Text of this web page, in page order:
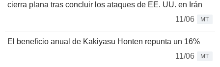
cierra plana tras concluir los ataques de EE. UU. en Irán
11/06
MT
El beneficio anual de Kakiyasu Honten repunta un 16%
11/06
MT